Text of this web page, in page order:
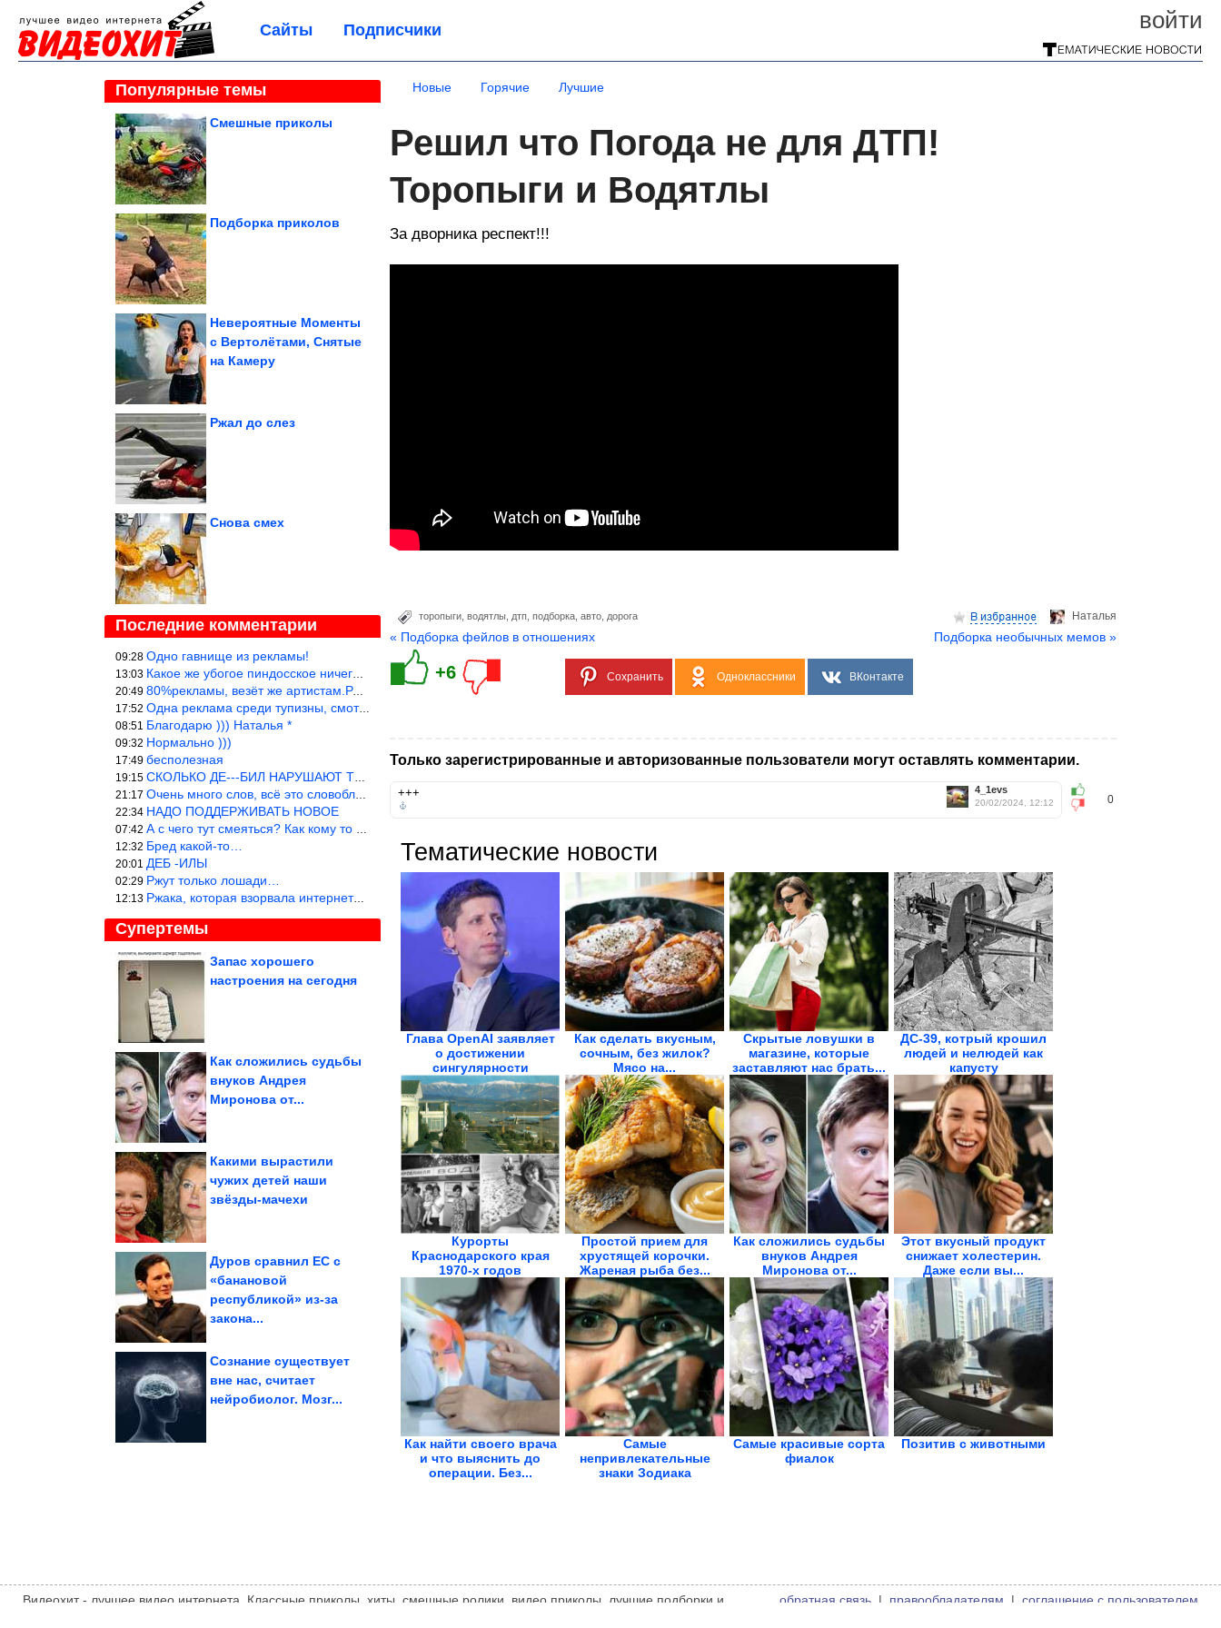
войти
Сайты Подписчики
Популярные темы
Смешные приколы
Подборка приколов
Невероятные Моменты
с Вертолётами, Снятые
на Камеру
Ржал до слез
Снова смех
Последние комментарии
09:28 Одно гавнище из рекламы!
13:03 Какое же убогое пиндосское ничего. Наташ, и не стыдно такую фигн
20:49 80%рекламы, везёт же артистам.Режиссёры, сценаристы вы где или к
17:52 Одна реклама среди тупизны, смотреть невозможно.
08:51 Благодарю ))) Наталья *
09:32 Нормально )))
17:49 бесполезная
19:15 СКОЛЬКО ДЕ---БИЛ НАРУШАЮТ ТЕХНИКУ БЕЗОПАСНОСТИ
21:17 Очень много слов, всё это словоблудие можно было уложить в 1 мин
22:34 НАДО ПОДДЕРЖИВАТЬ НОВОЕ
07:42 А с чего тут смеяться? Как кому то больно? Не смешно.
12:32 Бред какой-то…
20:01 ДЕБ -ИЛЫ
02:29 Ржут только лошади…
12:13 Ржака, которая взорвала интернет? Нет, количество рекламы выводи
Супертемы
Запас хорошего
настроения на сегодня
Трюк, из-за которого я
Как сложились судьбы
внуков Андрея
Миронова от...
Какими вырастили
чужих детей наши
звёзды-мачехи
Дуров сравнил ЕС с
«банановой
республикой» из-за
закона...
12 сигналов организма,
знают...
Сознание существует
вне нас, считает
нейробиолог. Мозг...
зарплаты оказались
выше, чем в...
Новые Горячие Лучшие
Решил что Погода не для ДТП!
Торопыги и Водятлы
За дворника респект!!!
Hаталья
торопыги водятлы дтп подборка авто дорога
« Подборка фейлов в отношениях Подборка необычных мемов »
+6 Сохранить Одноклассники ВКонтакте
Только зарегистрированные и авторизованные пользователи могут оставлять комментарии.
0
4_1evs
20/02/2024, 12:12
+++
Тематические новости
Глава OpenAI заявляет
о достижении
сингулярности
Как сделать вкусным,
сочным, без жилок?
Мясо на...
Скрытые ловушки в
магазине, которые
заставляют нас брать...
ДС-39, котрый крошил
людей и нелюдей как
капусту
Курорты
Краснодарского края
1970-х годов
Простой прием для
хрустящей корочки.
Жареная рыба без...
Как сложились судьбы
внуков Андрея
Миронова от...
Этот вкусный продукт
снижает холестерин.
Даже если вы...
Как найти своего врача
и что выяснить до
операции. Без...
Самые
непривлекательные
знаки Зодиака
Самые красивые сорта
фиалок
Позитив с животными
Видеохит - лучшее видео интернета. Классные приколы, хиты, смешные ролики, видео приколы, лучшие подборки и
обратная связь | правообладателям | соглашение с пользователем